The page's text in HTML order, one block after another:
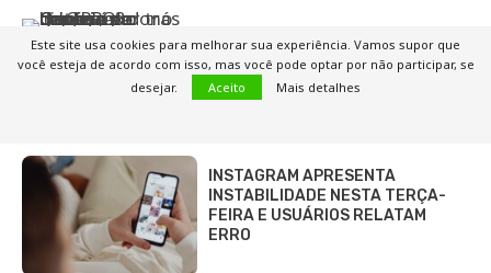
QUEM É O DONO DA OPPO?
CONHEÇA A HISTÓRIA E O
IMPÉRIO POR TRÁS DA GIGANTE
CHINESA DE…
INSTAGRAM APRESENTA
INSTABILIDADE NESTA TERÇA-
FEIRA E USUÁRIOS RELATAM
ERRO
Este site usa cookies para melhorar sua experiência. Vamos supor que
você esteja de acordo com isso, mas você pode optar por não participar, se
desejar.
Aceito Mais detalhes